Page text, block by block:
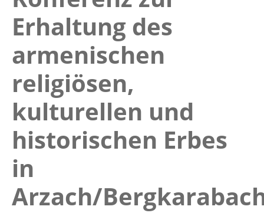
Erhaltung des
armenischen
religiösen,
kulturellen und
historischen Erbes
in
Arzach/